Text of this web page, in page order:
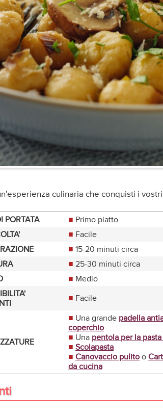
culinaria che conquisti i
PORTATA ■ Primo piatto
■ Facile
■ 15-20 minuti circa
■ 25-30 minuti circa
■ Medio
■ Facile
■ Una grande padella
coperchio
■ Una pentola per la
■ Scolapasta
■ Canovaccio pulito o
da cucina